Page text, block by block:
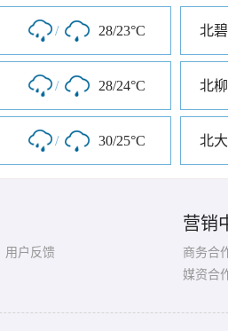
/ 28/23°C 北
/ 28/24°C 北
/ 30/25°C 北
用户反馈
营销
商务合
媒资合